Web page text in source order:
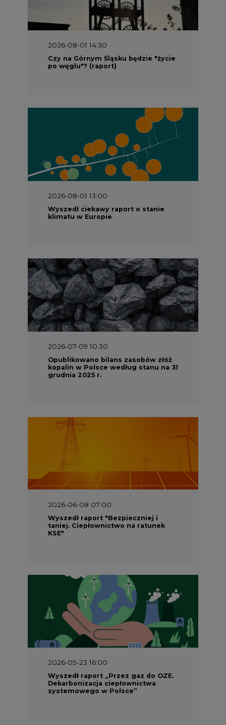
2026-08-01 14:30
Czy na Górnym Śląsku będzie "życie
po węglu"? (raport)
2026-08-01 13:00
Wyszedł ciekawy raport o stanie
klimatu w Europie
2026-07-09 10:30
Opublikowano bilans zasobów złóż
kopalin w Polsce według stanu na 31
grudnia 2025 r.
2026-06-08 07:00
Wyszedł raport "Bezpieczniej i
taniej. Ciepłownictwo na ratunek
KSE"
2026-05-23 16:00
Wyszedł raport „Przez gaz do OZE.
Dekarbonizacja ciepłownictwa
systemowego w Polsce”